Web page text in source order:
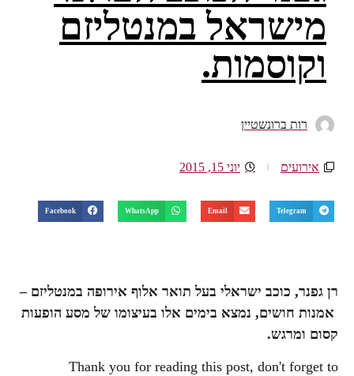
מישראל במנטליזם
וקוסמות.
רות ברונשטיין
אירועים יוני 15, 2015
Telegram
Email
WhatsApp
Facebook
רן גפנר, כוכב ישראלי בעל תואר אלוף אירופה במנטליזם –
אמנות חושים, נמצא בימים אלו בעיצומו של מסע הופעות
קסום ומרגש.
Thank you for reading this post, don't forget to